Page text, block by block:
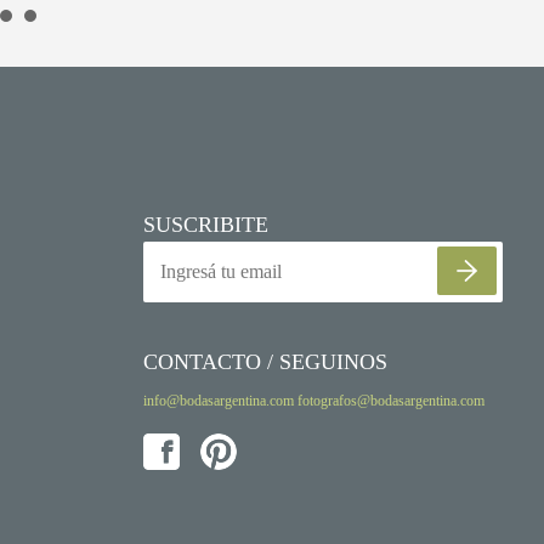
SUSCRIBITE
CONTACTO / SEGUINOS
info@bodasargentina.com fotografos@bodasargentina.com